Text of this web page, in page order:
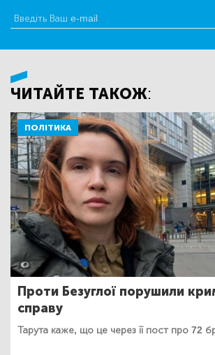
ЧИТАЙТЕ ТАКОЖ:
ПОЛІТИКА
Проти Безуглої порушили
справу
Тарута каже, що це через її пост про 72